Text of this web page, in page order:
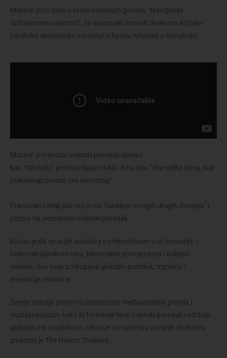
Macron je to iznio u svom uvodnom govoru, “Navigacija
turbulentnim svijetom”, za sastanak izvršnih direktora Azijsko-
pacifičke ekonomske suradnje u hotelu Athenee u Bangkoku
Macron je trenutni svjetski poredak opisao
kao “džunglu”, predstavljajući SAD i Kinu kao “dva velika slona, ​​koji
pokušavaju postati sve nervozniji”
Francuski čelnik pozvao je na “suradnju mnogih drugih životinja” i
poziva na jedinstveni svjetski poredak.
Kazao je da se svijet suočava s prekretnicom u tri scenarija –
rusko-ukrajinskom ratu, klimatskim promjenama i sukobu
velesila. Svo troje potkopava globalni poredak, trgovinu i
investicije, dodao je.
Zemlje moraju ponovno uspostaviti međunarodna pravila i
multilateralizam kako bi formirale Novi svjetski poredak i održale
globalni mir i stabilnost, rekao je na summitu izvršnih direktora,
izvijestio je The Nation Thailand.